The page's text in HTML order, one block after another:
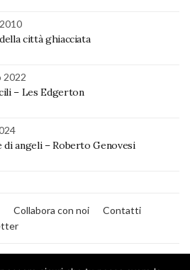
città ghiacciata
2022
– Les Edgerton
angeli – Roberto Genovesi
Collabora con noi
Contatti